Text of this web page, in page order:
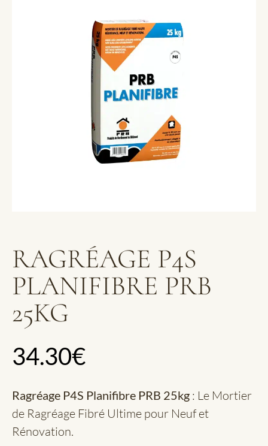
RAGRÉAGE P4S
PLANIFIBRE PRB
25KG
34.30€
Ragréage P4S Planifibre PRB 25kg : Le Mortier
de Ragréage Fibré Ultime pour Neuf et
Rénovation.